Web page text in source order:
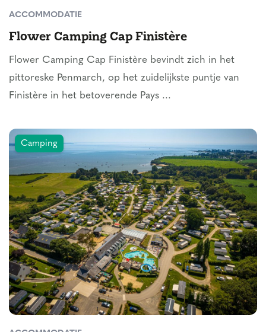
ACCOMMODATIE
Flower Camping Cap Finistère
Flower Camping Cap Finistère bevindt zich in het
pittoreske Penmarch, op het zuidelijkste puntje van
Finistère in het betoverende Pays ...
Camping